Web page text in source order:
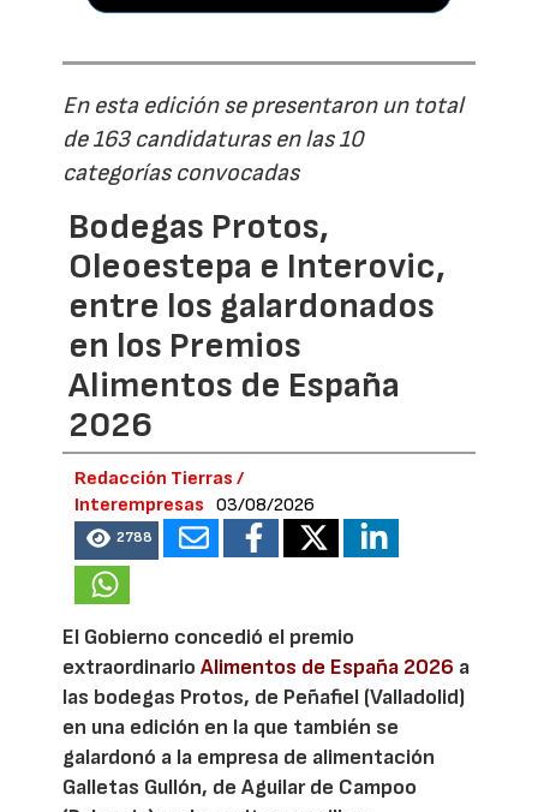
En esta edición se presentaron un total
de 163 candidaturas en las 10
categorías convocadas
Bodegas Protos,
Oleoestepa e Interovic,
entre los galardonados
en los Premios
Alimentos de España
2026
Redacción Tierras /
Interempresas
03/08/2026
2788
El Gobierno concedió el premio
extraordinarioAlimentos de España 2026 a
las bodegas Protos, de Peñafiel (Valladolid)
en una edición en la que también se
galardonó a la empresa de alimentación
Galletas Gullón, de Aguilar de Campoo